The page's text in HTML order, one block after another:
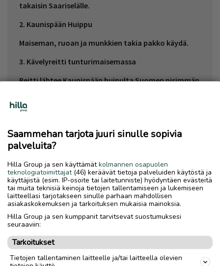
takaisin Saariselälle.
2. Kaunispään Huippu
Maiseman, ruoan ja munkkien takia pakko käydä.
3. Kävelyreitti tunturimaisemassa
Reitti lähtee Kaunispään huipulta Suomen pisimmän
Saariselän kylän läpi ja siitä kävellään Parfyymiladun
pohjaa Savottakahvilaan. Savottakahvilassa pitää
sitten naapuriin Laanihoviin monotansseihin.
Tämänhän voi toki tehdä myös talvella. Ylipäätään
oikein kunnolla ja siihen onkin monta reittiä niin
talvella kuin kesällä.
Mitä on tehtävä ja nähtävä
Saariselällä:
Saammehan tarjota juuri sinulle sopivia
palveluita?
Hilla Group ja sen käyttämätkolmannen osapuolen
teknologiatoimittajat(46) keräävät tietoja palveluiden käytöstä ja
käyttäjistä (esim. IP-osoite tai laitetunniste) hyödyntäen evästeitä
tai muita teknisiä keinoja tietojen tallentamiseen ja lukemiseen
laitteellasi tarjotakseen sinulle parhaan mahdollisen
asiakaskokemuksen ja tarkoituksen mukaisia mainoksia.
Hilla Group ja sen kumppanit tarvitsevat suostumuksesi
seuraaviin:
Tarkoitukset
Tietojen tallentaminen laitteelle ja/tai laitteella olevien